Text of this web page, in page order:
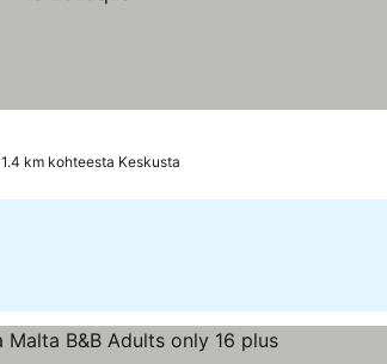
1.4 km kohteesta Keskusta